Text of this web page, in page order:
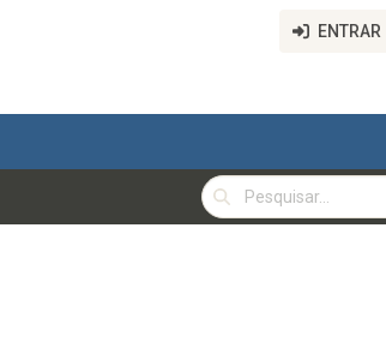
ENTRAR
PESQUISAR